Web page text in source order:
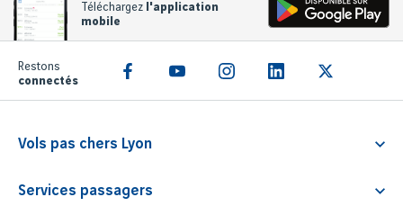
Téléchargez l'application
mobile
Restons
connectés
Vols pas chers Lyon
Services passagers